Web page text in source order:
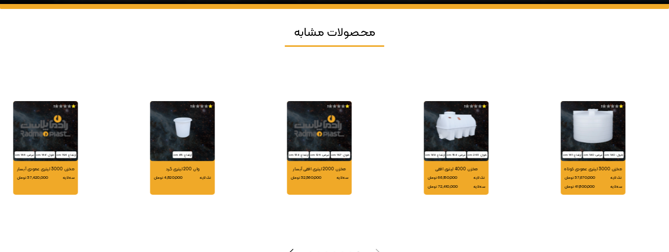
محصولات مشابه
1
طول: 180 cm عرض: 180 cm ارتفاع: 141 cm
مخزن 3000 لیتری عمودی کوتاه
تک لایه
37,670,000 تومان
سه لایه
41,800,000 تومان
1
طول: 243 cm عرض: 158 cm ارتفاع: 168 cm
مخزن 4000 لیتری افقی
تک لایه
66,150,000 تومان
سه لایه
72,410,000 تومان
1
طول: 197 cm عرض: 124 cm ارتفاع: 138 cm
مخزن 2000 لیتری افقی آبسار
سه لایه 32,560,000 تومان
1
ارتفاع: 65 cm
وان 200 لیتری گرد
تک لایه 4,820,000 تومان
1
ارتفاع: 194 cm طول: 146 cm عرض: 144 cm
مخزن 3000 لیتری عمودی آبسار
سه لایه 37,420,000 تومان